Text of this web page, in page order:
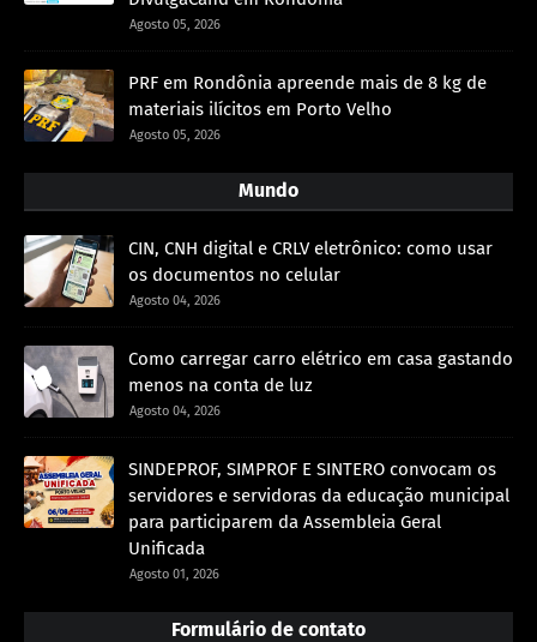
Agosto 05, 2026
PRF em Rondônia apreende mais de 8 kg de
materiais ilícitos em Porto Velho
Agosto 05, 2026
Mundo
CIN, CNH digital e CRLV eletrônico: como usar
os documentos no celular
Agosto 04, 2026
Como carregar carro elétrico em casa gastando
menos na conta de luz
Agosto 04, 2026
SINDEPROF, SIMPROF E SINTERO convocam os
servidores e servidoras da educação municipal
para participarem da Assembleia Geral
Unificada
Agosto 01, 2026
Formulário de contato